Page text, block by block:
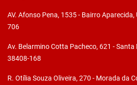
AV. Afonso Pena, 1535 - Bairro
706
Av. Belarmino Cotta Pacheco, 621 - Santa
38408-168
R. Otília Souza Oliveira, 270 - Morada da